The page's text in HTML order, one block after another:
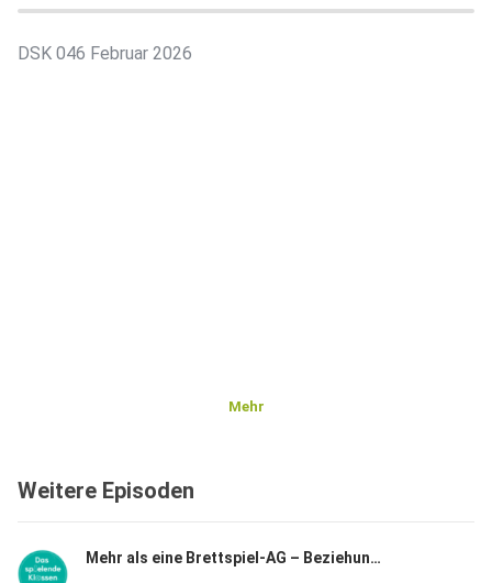
DSK 046 Februar 2026
Mehr
Weitere Episoden
Mehr als eine Brettspiel-AG – Beziehungsarbeit durch Emotion und Spannung mit Âkif Egilmez